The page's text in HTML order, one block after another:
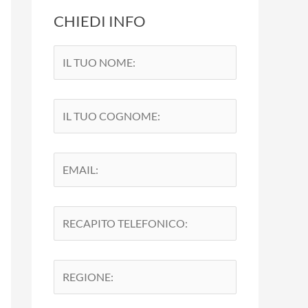
CHIEDI INFO